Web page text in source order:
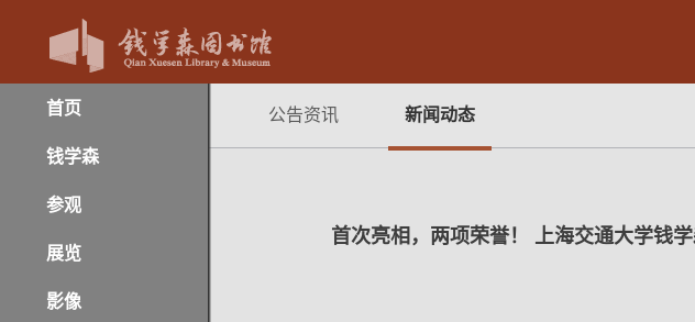
首页
钱学森
参观
展览
影像
公告资讯 新闻动态
首次亮相，两项荣誉！ 上海交通大学钱